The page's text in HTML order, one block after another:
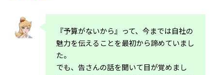
『予算がないから』って、今までは自社の
魅力を伝えることを最初から諦めていまし
た。
でも、告さんの話を聞いて目が覚めまし